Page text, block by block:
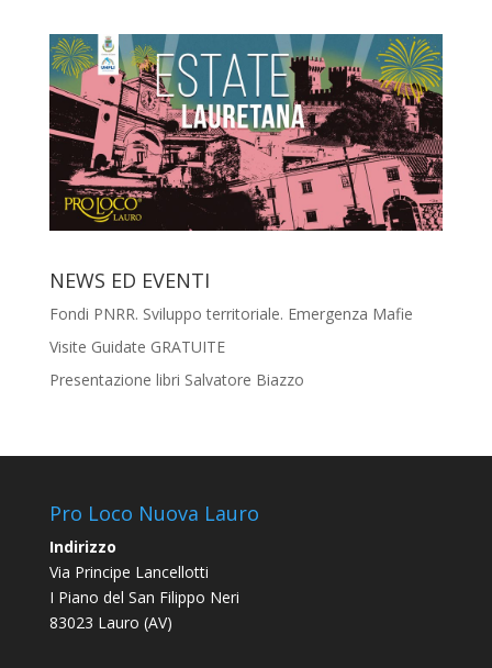
NEWS ED EVENTI
Fondi PNRR. Sviluppo territoriale. Emergenza Mafie
Visite Guidate GRATUITE
Presentazione libri Salvatore Biazzo
Pro Loco Nuova Lauro
Indirizzo
Via Principe Lancellotti
I Piano del San Filippo Neri
83023 Lauro (AV)